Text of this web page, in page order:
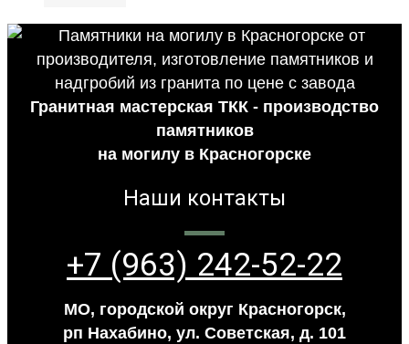
Гранитная мастерская ТКК - производство
памятников
на могилу в Красногорске
Наши контакты
+7 (963) 242-52-22
МО, городской округ Красногорск,
рп Нахабино, ул. Советская, д. 101